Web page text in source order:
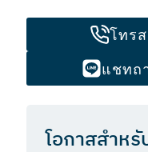
โทร
แชทถ
โอกาสสำห